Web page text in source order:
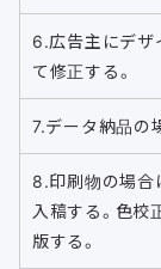
6.広告主にデザ
て修正する。
7.データ納品の
8.印刷物の場合
入稿する。色校
版する。